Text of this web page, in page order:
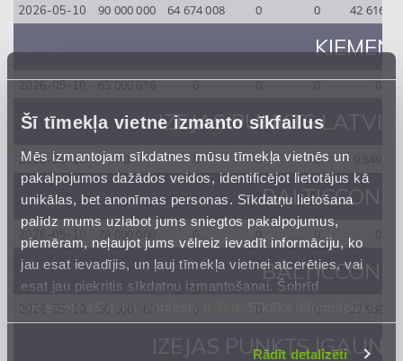
Šī tīmekļa vietne izmanto sīkfailus
Mēs izmantojam sīkdatnes mūsu tīmekļa vietnēs un
pakalpojumos dažādos veidos, identificējot lietotājus kā
unikālas, bet anonīmas personas. Sīkdatņu lietošana
palīdz mums uzlabot jums sniegtos pakalpojumus,
piemēram, neļaujot jums vēlreiz ievadīt informāciju, ko
jau esat ievadījis, un ļauj tīmekļa vietnei atcerēties, vai
esat jau piekritis sīkdatņu izmantošanai. Šobrīd
izmantoto sīkdatņu apraksts ir
. Sīkāka informācija ir
mūsuPrivātuma atrunā.
Rādīt detalizēti
2026-05-10 90 000 000 64 674 008 0 0 42 616
2026-05-10 65 000 016 0 0 0 0
IZEJAS PUNKTS
2026-05-10 0 0 0 0
78 000 000 0 0
2026-05-10 50 000 160 0 0 0 27 953
IZEJAS PUNKTS